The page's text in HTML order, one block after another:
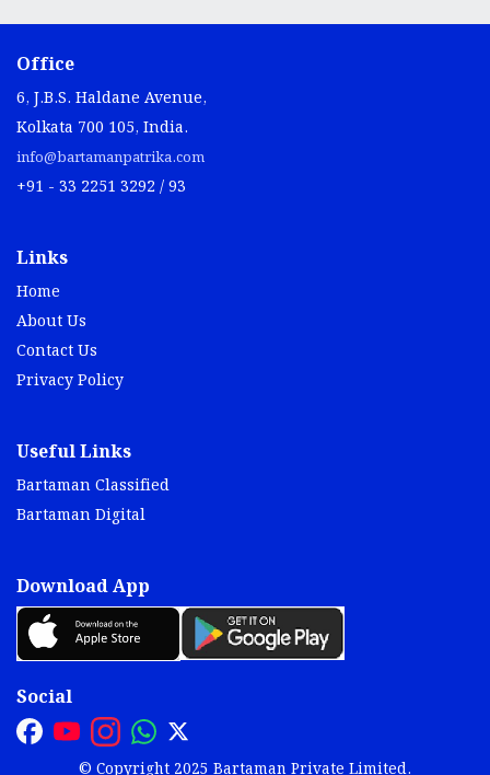
Office
6, J.B.S. Haldane Avenue,
Kolkata 700 105, India.
info@bartamanpatrika.com
+91 - 33 2251 3292 / 93
Links
Home
About Us
Contact Us
Privacy Policy
Useful Links
Bartaman Classified
Bartaman Digital
Download App
Social
© Copyright 2025 Bartaman Private Limited.